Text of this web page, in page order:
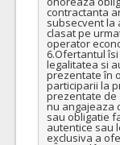
COD CPV:
VALOAREA
TVA:
3.100,00 -
27. Microcateter cu
COD CPV:
contractanta
subsecvent la
clasat pe
operator
6.Ofertantul
legalitatea si
prezentate în
participarii la
prezentate de
nu angajeaza
sau obligatie
autentice sau
exclusiva a